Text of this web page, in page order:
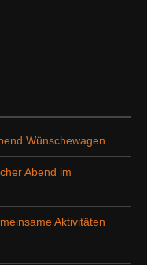
Wünschewagen
Abend im
Aktivitäten